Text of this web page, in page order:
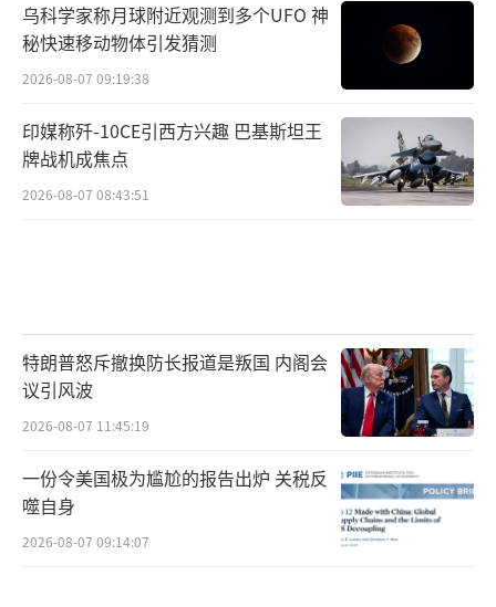
乌科学家称月球附近观测到多个UFO 神
秘快速移动物体引发猜测
2026-08-07 09:19:38
印媒称歼-10CE引西方兴趣 巴基斯坦王
牌战机成焦点
2026-08-07 08:43:51
特朗普怒斥撤换防长报道是叛国 内阁会
议引风波
2026-08-07 11:45:19
一份令美国极为尴尬的报告出炉 关税反
噬自身
2026-08-07 09:14:07